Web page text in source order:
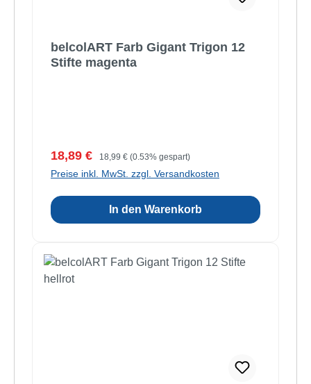
belcolART Farb Gigant Trigon 12
Stifte magenta
Verkaufspreis:
18,89 € Regulärer Preis:
18,99 € (0.53% gespart)
Preise inkl. MwSt. zzgl. Versandkosten
In den Warenkorb